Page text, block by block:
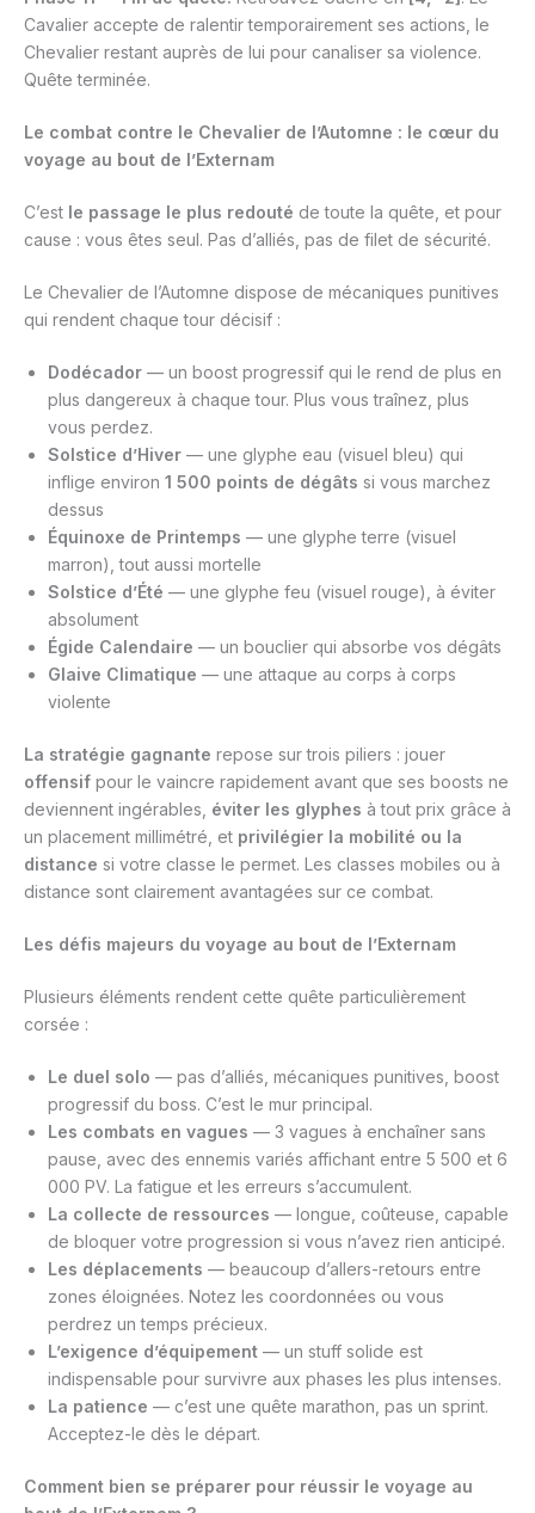
Cavalier accepte de ralentir temporairement ses actions, le
Chevalier restant auprès de lui pour canaliser sa violence.
Quête terminée.
Le combat contre le Chevalier de l’Automne : le cœur du
voyage au bout de l’Externam
C’est le passage le plus redouté de toute la quête, et pour
cause : vous êtes seul. Pas d’alliés, pas de filet de sécurité.
Le Chevalier de l’Automne dispose de mécaniques punitives
qui rendent chaque tour décisif :
Dodécador — un boost progressif qui le rend de plus en
plus dangereux à chaque tour. Plus vous traînez, plus
vous perdez.
Solstice d’Hiver — une glyphe eau (visuel bleu) qui
inflige environ 1 500 points de dégâts si vous marchez
dessus
Équinoxe de Printemps — une glyphe terre (visuel
marron), tout aussi mortelle
Solstice d’Été — une glyphe feu (visuel rouge), à éviter
absolument
Égide Calendaire — un bouclier qui absorbe vos dégâts
Glaive Climatique — une attaque au corps à corps
violente
La stratégie gagnante repose sur trois piliers : jouer
offensif pour le vaincre rapidement avant que ses boosts ne
deviennent ingérables, éviter les glyphes à tout prix grâce à
un placement millimétré, et privilégier la mobilité ou la
distance si votre classe le permet. Les classes mobiles ou à
distance sont clairement avantagées sur ce combat.
Les défis majeurs du voyage au bout de l’Externam
Plusieurs éléments rendent cette quête particulièrement
corsée :
Le duel solo — pas d’alliés, mécaniques punitives, boost
progressif du boss. C’est le mur principal.
Les combats en vagues — 3 vagues à enchaîner sans
pause, avec des ennemis variés affichant entre 5 500 et 6
000 PV. La fatigue et les erreurs s’accumulent.
La collecte de ressources — longue, coûteuse, capable
de bloquer votre progression si vous n’avez rien anticipé.
Les déplacements — beaucoup d’allers-retours entre
zones éloignées. Notez les coordonnées ou vous
perdrez un temps précieux.
L’exigence d’équipement — un stuff solide est
indispensable pour survivre aux phases les plus intenses.
La patience — c’est une quête marathon, pas un sprint.
Acceptez-le dès le départ.
Comment bien se préparer pour réussir le voyage au